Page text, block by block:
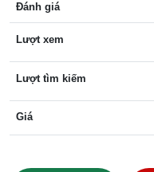
Đánh giá
Lượt xem
Lượt tìm kiếm
Giá